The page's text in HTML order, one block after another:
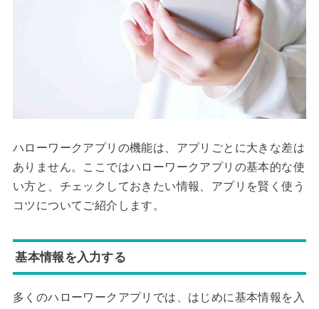
ハローワークアプリの機能は、アプリごとに大きな差は
ありません。ここではハローワークアプリの基本的な使
い方と、チェックしておきたい情報、アプリを賢く使う
コツについてご紹介します。
基本情報を入力する
多くのハローワークアプリでは、はじめに基本情報を入